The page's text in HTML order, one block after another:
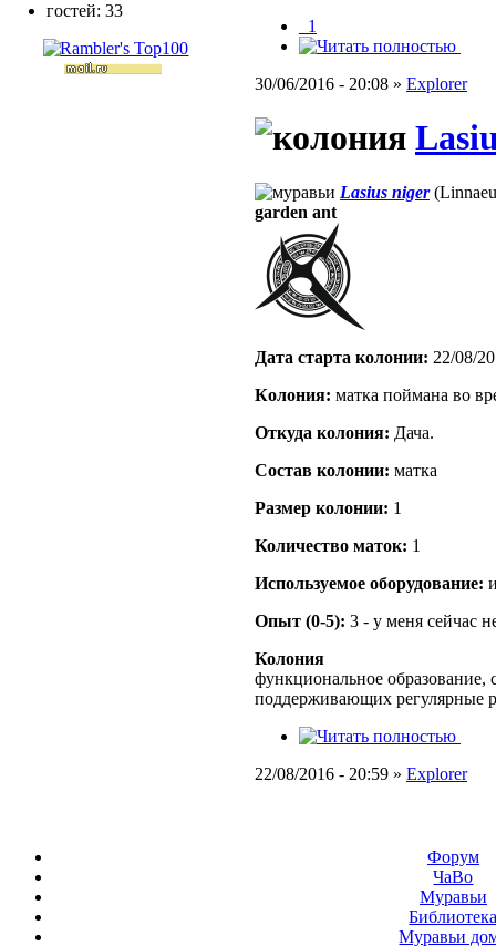
_1
30/06/2016 - 20:08 » Explorer
Lasius niger
garden ant
Дата старта кoлонии: 22/08/
Кoлония: матка поймана во
Откуда кoлония: Дача.
Состав кoлонии: матка
Размер кoлонии: 1
Количество маток: 1
Используемое оборудование:
Опыт (0-5): 3 - у меня сейчас
Колония
функциональное образование,
поддерживающих регулярные
22/08/2016 - 20:59 » Explorer
гостей: 33
Форум
ЧаВо
Муравьи
Муравьи